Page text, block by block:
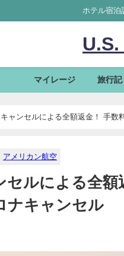
ホテル宿泊
マイレージ 旅行記
ャンセルによる全額返金！ 手
アメリカン航空
ルによる全額
ナキャンセル